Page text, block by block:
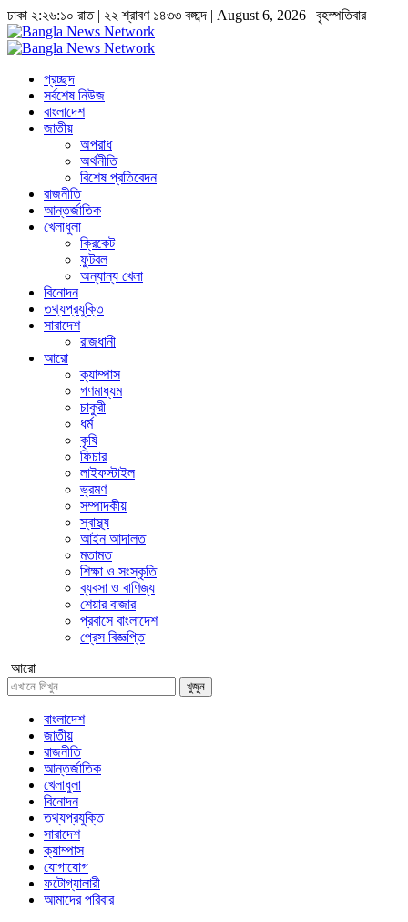
ঢাকা ২:২৬:১০ রাত| ২২ শ্রাবণ ১৪৩৩ বঙ্গাব্দ | August 6, 2026 | বৃহস্পতিবার
প্রচ্ছদ
সর্বশেষ নিউজ
বাংলাদেশ
জাতীয়
অপরাধ
অর্থনীতি
বিশেষ প্রতিবেদন
রাজনীতি
আন্তর্জাতিক
খেলাধুলা
ক্রিকেট
ফুটবল
অন্যান্য খেলা
বিনোদন
তথ্যপ্রযুক্তি
সারাদেশ
রাজধানী
আরো
ক্যাম্পাস
গণমাধ্যম
চাকুরী
ধর্ম
কৃষি
ফিচার
লাইফস্টাইল
ভ্রমণ
সম্পাদকীয়
স্বাস্থ্য
আইন আদালত
মতামত
শিক্ষা ও সংস্কৃতি
ব্যবসা ও বাণিজ্য
শেয়ার বাজার
প্রবাসে বাংলাদেশ
প্রেস বিজ্ঞপ্তি
আরো
খুজুন
বাংলাদেশ
জাতীয়
রাজনীতি
আন্তর্জাতিক
খেলাধুলা
বিনোদন
তথ্যপ্রযুক্তি
সারাদেশ
ক্যাম্পাস
যোগাযোগ
ফটোগ্যালারী
আমাদের পরিবার